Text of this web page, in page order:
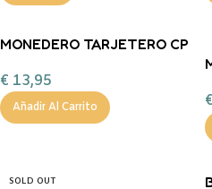
MONEDERO TARJETERO CP
€ 13,95
Añadir Al Carrito €
SOLD OUT